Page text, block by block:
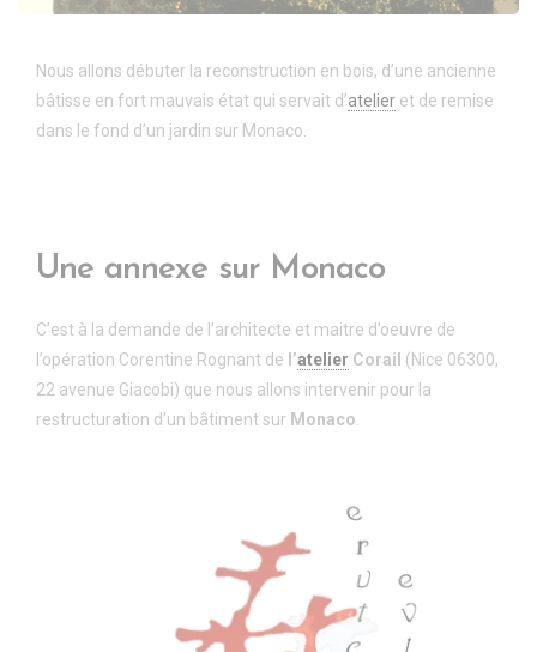
Nous allons débuter la reconstruction en bois, d’une ancienne
bâtisse en fort mauvais état qui servait d’atelier et de remise
dans le fond d’un jardin sur Monaco.
Une annexe sur Monaco
C’est à la demande de l’architecte et maitre d’oeuvre de
l’opération Corentine Rognant de l’atelier Corail (Nice 06300,
22 avenue Giacobi) que nous allons intervenir pour la
restructuration d’un bâtiment sur Monaco.